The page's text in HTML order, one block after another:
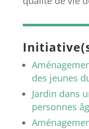
des jeunes
Jardin dans
personnes